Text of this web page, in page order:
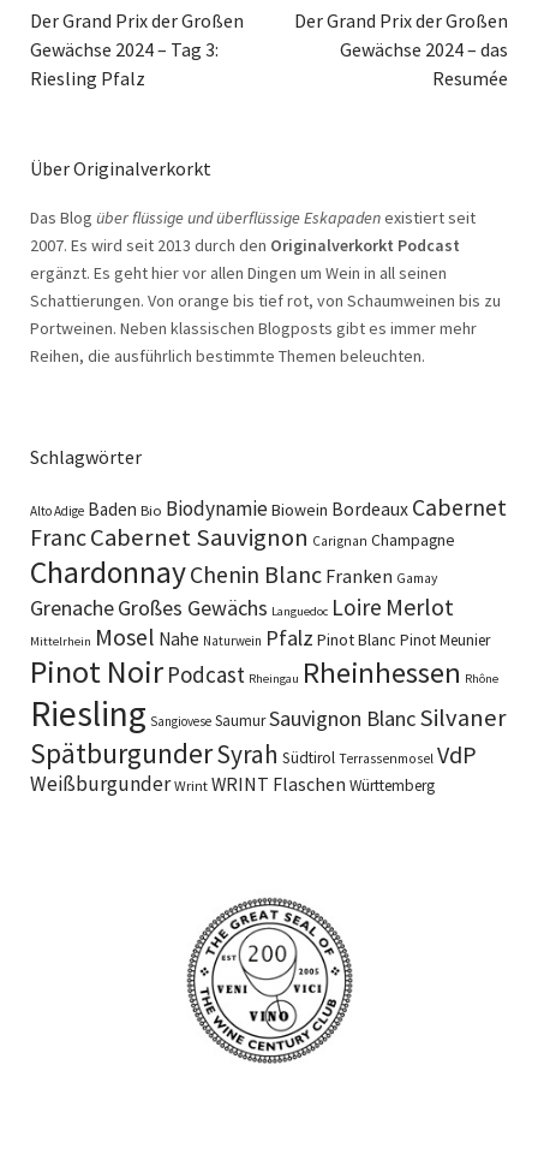
Der Grand Prix der Großen
Gewächse 2024 – Tag 3:
Riesling Pfalz
Der Grand Prix der Großen
Gewächse 2024 – das
Resumée
Über Originalverkorkt
Das Blog über flüssige und überflüssige Eskapadenexistiert seit
2007. Es wird seit 2013 durch den Originalverkorkt Podcast
ergänzt. Es geht hier vor allen Dingen um Wein in all seinen
Schattierungen. Von orange bis tief rot, von Schaumweinen bis zu
Portweinen. Neben klassischen Blogposts gibt es immer mehr
Reihen, die ausführlich bestimmte Themen beleuchten.
Schlagwörter
Alto Adige Baden Bio BiodynamieBiowein Bordeaux Cabernet
FrancCabernet Sauvignon Carignan Champagne
ChardonnayChenin Blanc Franken Gamay
GrenacheGroßes Gewächs Languedoc Loire Merlot
Mittelrhein Mosel Nahe Naturwein Pfalz Pinot Blanc Pinot Meunier
Pinot Noir Podcast Rheingau Rheinhessen Rhône
Riesling Sangiovese SaumurSauvignon BlancSilvaner
SpätburgunderSyrah Südtirol Terrassenmosel VdP
Weißburgunder Wrint WRINT Flaschen Württemberg